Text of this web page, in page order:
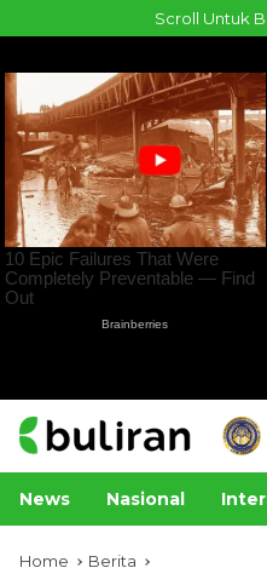
to
Scroll Untuk
News Nasional
Home Berita